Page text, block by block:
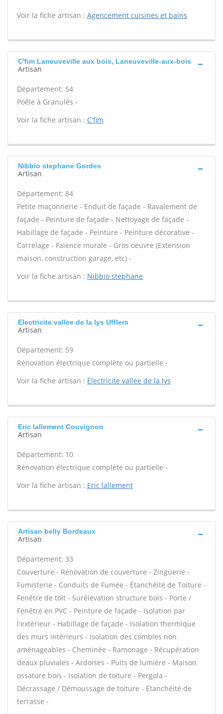
Voir la fiche artisan : Agencement cuisines et bains
C'fim Laneuveville aux bois, Laneuveville-aux-bois
Artisan
Département: 54
Poêle à Granulés -
Voir la fiche artisan : C'fim
Nibbio stephane Gordes
Artisan
Département: 84
Petite maçonnerie - Enduit de façade - Ravalement de
façade - Peinture de façade - Nettoyage de façade -
Habillage de façade - Peinture - Peinture décorative -
Carrelage - Faïence murale - Gros oeuvre (Extension
maison, construction garage, etc) -
Voir la fiche artisan : Nibbio stephane
Electricite vallee de la lys Ufflers
Artisan
Département: 59
Rénovation électrique complète ou partielle -
Voir la fiche artisan : Electricite vallee de la lys
Eric lallement Couvignon
Artisan
Département: 10
Rénovation électrique complète ou partielle -
Voir la fiche artisan : Eric lallement
Artisan belly Bordeaux
Artisan
Département: 33
Couverture - Rénovation de couverture - Zinguerie -
Fumisterie - Conduits de Fumée - Étanchéité de Toiture -
Fenêtre de toit - Surélévation structure bois - Porte /
Fenêtre en PVC - Peinture de façade - Isolation par
l'extérieur - Habillage de façade - Isolation thermique
des murs intérieurs - Isolation des combles non
aménageables - Cheminée - Ramonage - Récupération
deaux pluviales - Ardoises - Puits de lumière - Maison
ossature bois - Isolation de toiture - Pergola -
Décrassage / Démoussage de toiture - Étanchéité de
terrasse -